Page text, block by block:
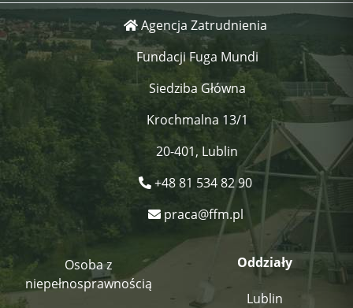
Agencja Zatrudnienia
Fundacji Fuga Mundi
Siedziba Główna
Krochmalna 13/1
20-401, Lublin
+48 81 534 82 90
praca@ffm.pl
Osoba z
niepełnosprawnością
Oddziały
Lublin